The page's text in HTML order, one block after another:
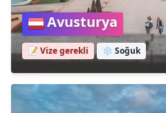
Avusturya
📝 Vize gerekli ❄️ Soğuk